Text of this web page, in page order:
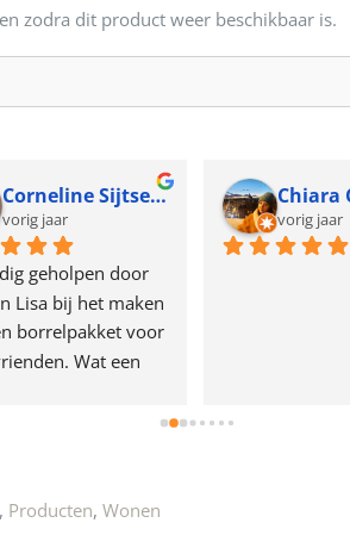
zodra dit product weer beschikbaar is.
Corneline Sijtsema
vorig jaar
geholpen door
Lisa bij het maken
borrelpakket voor
Wat een
Chiara
vorig jaar
, Producten, Wonen